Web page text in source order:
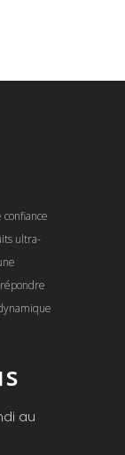
ultra-
au